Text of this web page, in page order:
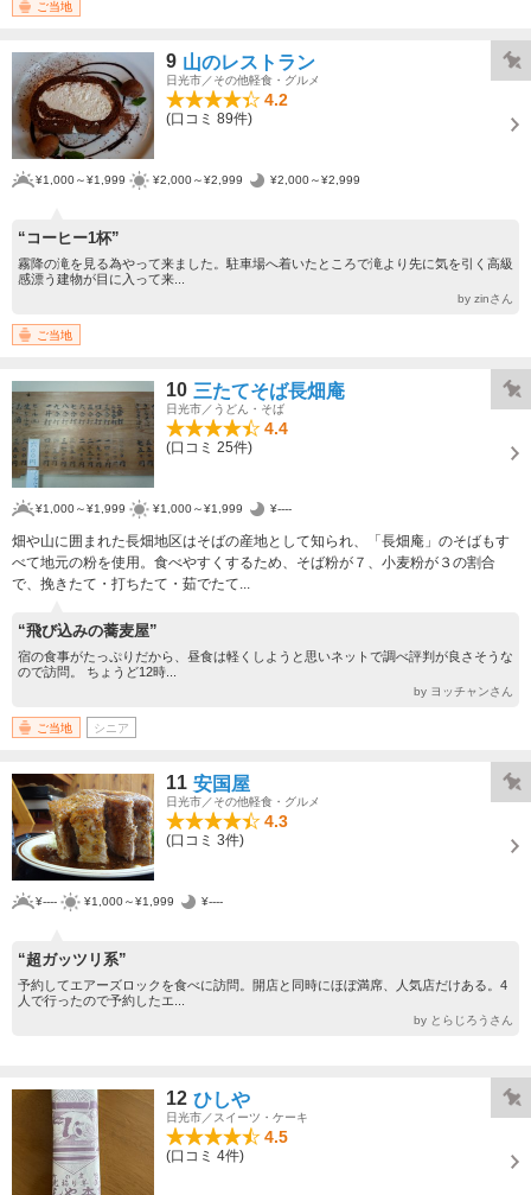
ご当地
9 山のレストラン
日光市／その他軽食・グルメ
4.2
(口コミ 89件)
¥1,000～¥1,999 ¥2,000～¥2,999 ¥2,000～¥2,999
“コーヒー1杯”
霧降の滝を見る為やって来ました。駐車場へ着いたところで滝より先に気を引く高級
感漂う建物が目に入って来...
by zinさん
ご当地
10 三たてそば長畑庵
日光市／うどん・そば
4.4
(口コミ 25件)
¥1,000～¥1,999 ¥1,000～¥1,999 ¥----
畑や山に囲まれた長畑地区はそばの産地として知られ、「長畑庵」のそばもす
べて地元の粉を使用。食べやすくするため、そば粉が７、小麦粉が３の割合
で、挽きたて・打ちたて・茹でたて...
“飛び込みの蕎麦屋”
宿の食事がたっぷりだから、昼食は軽くしようと思いネットで調べ評判が良さそうな
ので訪問。 ちょうど12時...
by ヨッチャンさん
ご当地 シニア
11 安国屋
日光市／その他軽食・グルメ
4.3
(口コミ 3件)
¥---- ¥1,000～¥1,999 ¥----
“超ガッツリ系”
予約してエアーズロックを食べに訪問。開店と同時にほぼ満席、人気店だけある。4
人で行ったので予約したエ...
by とらじろうさん
12 ひしや
日光市／スイーツ・ケーキ
4.5
(口コミ 4件)